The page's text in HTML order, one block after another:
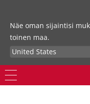
Näe oman sijaintisi
toinen maa.